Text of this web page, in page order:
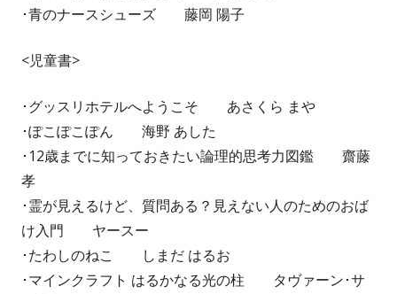
･青のナースシューズ 藤岡 陽子
<児童書>
･グッスリホテルへようこそ あさくら まや
･ぽこぽこぽん 海野 あした
･12歳までに知っておきたい論理的思考力図鑑 齋藤
孝
･霊が見えるけど、質問ある？見えない人のためのおば
け入門 ヤースー
･たわしのねこ しまだ はるお
･マインクラフト はるかなる光の柱 タヴァーン･サ